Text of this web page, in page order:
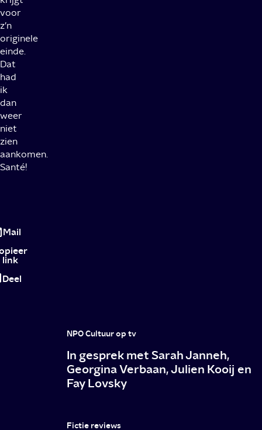
voor
z’n
originele
einde.
Dat
had
ik
dan
weer
niet
zien
aankomen.
Santé!
chille
mix
van
wijn,
Mail
link
Deel
NPO Cultuur op tv
In gesprek met Sarah Janneh,
Georgina Verbaan, Julien Kooij en
Fay Lovsky
Fictie reviews